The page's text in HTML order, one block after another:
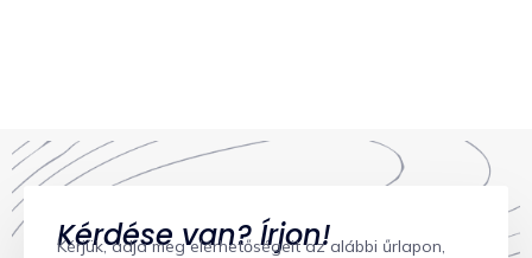
Kérdése van? Írjon!
Kérjük, adja meg elérhetőségeit az alábbi űrlapon,